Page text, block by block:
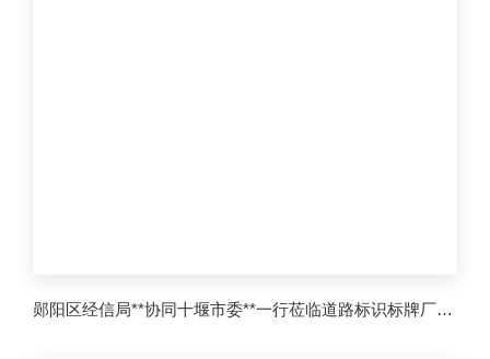
郧阳区经信局**协同十堰市委**一行莅临道路标识标牌厂家视察指导工作